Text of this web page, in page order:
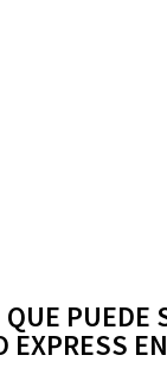
PUEDE
EXPRESS